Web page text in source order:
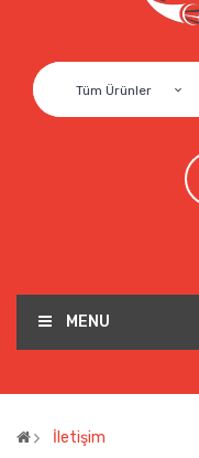
Tüm Ürünler
MENU
İletişim